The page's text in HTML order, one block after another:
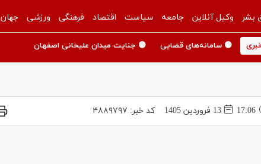
بشر وکیل آنلاین جامعه سیاست اقتصاد فرهنگی ورزشی جهان
🟡 سامانه‌های قضایی 🟡 جنایت میدان علیخانی اصفهان
17:06 13 فروردين 1405 کد خبر: ۴۸۸۹۷۹۷